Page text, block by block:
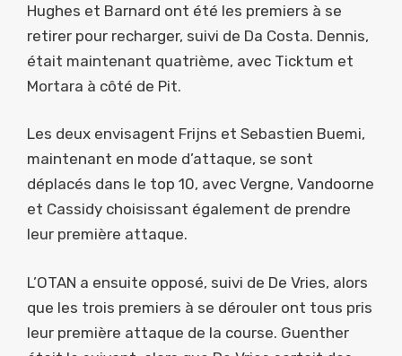
Hughes et Barnard ont été les premiers à se
retirer pour recharger, suivi de Da Costa. Dennis,
était maintenant quatrième, avec Ticktum et
Mortara à côté de Pit.
Les deux envisagent Frijns et Sebastien Buemi,
maintenant en mode d’attaque, se sont
déplacés dans le top 10, avec Vergne, Vandoorne
et Cassidy choisissant également de prendre
leur première attaque.
L’OTAN a ensuite opposé, suivi de De Vries, alors
que les trois premiers à se dérouler ont tous pris
leur première attaque de la course. Guenther